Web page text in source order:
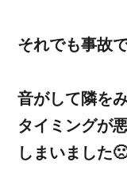
それでも事故
音がして隣を
タイミングが
しまいました